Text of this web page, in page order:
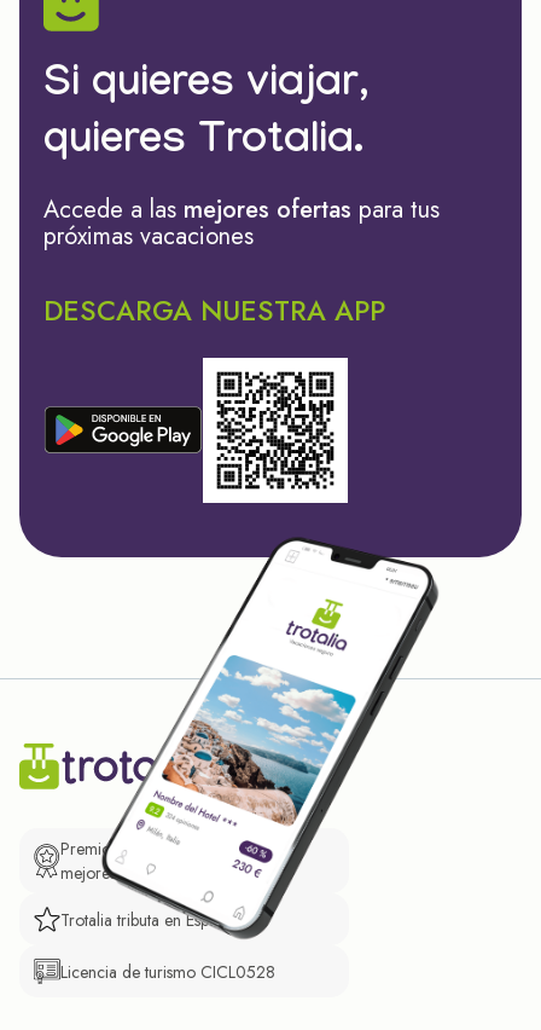
Si quieres viajar,
quieres Trotalia.
Accede a las mejores ofertas para tus
próximas vacaciones
DESCARGA NUESTRA APP
Premio de El Confidencial a las
mejores prácticas empresariales.
Trotalia tributa en España
Licencia de turismo CICL0528